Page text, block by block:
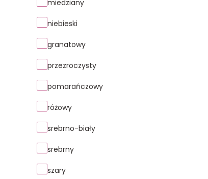
miedziany
niebieski
granatowy
przezroczysty
pomarańczowy
różowy
srebrno-biały
srebrny
szary